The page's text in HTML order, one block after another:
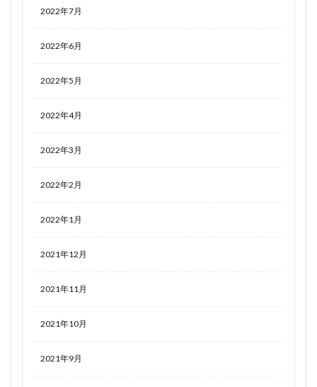
2022年7月
2022年6月
2022年5月
2022年4月
2022年3月
2022年2月
2022年1月
2021年12月
2021年11月
2021年10月
2021年9月